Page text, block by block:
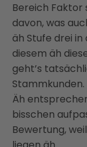
Bereich Faktor
davon, was
äh Stufe drei in
diesem äh
geht’s
Stammkunden.
Äh
bisschen
Bewertung,